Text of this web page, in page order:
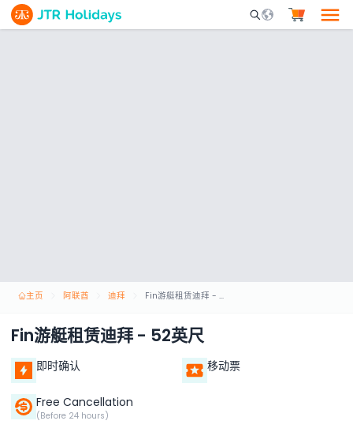
Mobile Search
主页 阿联酋 迪拜 Fin游艇租赁迪拜 - 52英尺
Fin游艇租赁迪拜 - 52英尺
即时确认 移动票
Free Cancellation
(Before 24 hours)